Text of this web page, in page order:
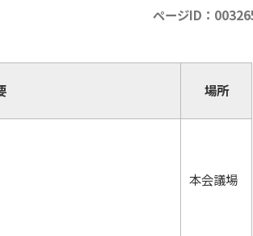
ページID：
場所
本会議場